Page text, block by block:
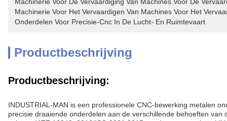
Machinerie Voor Het Vervaardigen Van Machines Voor Het
Onderdelen Voor Precisie-Cnc In De Lucht- En Ruimtevaart
Productbeschrijving
Productbeschrijving:
INDUSTRIAL-MAN is een professionele CNC-bewerking metalen
precisie draaiende onderdelen aan de verschillende behoeften